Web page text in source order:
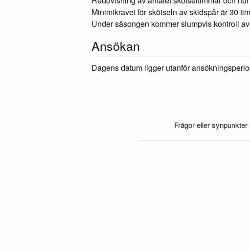
Minimikravet för skötseln av skidspår är 30
Under säsongen kommer slumpvis kontroll
Ansökan
Dagens datum ligger utanför
Frågor eller